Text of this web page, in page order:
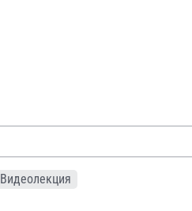
Видеолекция